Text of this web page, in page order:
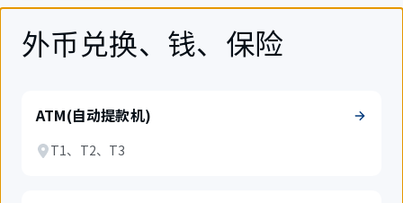
外币兑换、钱、保险
ATM(自动提款机)
T1、T2、T3